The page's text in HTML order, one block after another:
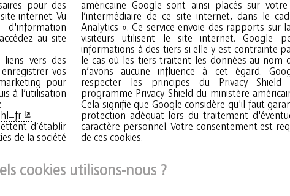
pour des
internet. Vu
d'information
au site
vers des
vos
pour
à l’utilisation
d’établir
de la société
américaine Google sont ainsi placés sur
l’intermédiaire de ce site internet, dans le
Analytics ». Ce service envoie des rapports sur
visiteurs utilisent le site internet. Google
informations à des tiers si elle y est contrainte
le cas où les tiers traitent les données au nom
n’avons aucune influence à cet égard.
respecter les principes du Privacy
programme Privacy Shield du ministère
Cela signifie que Google considère qu'il faut
protection adéquat lors du traitement
est requis à l’utilisation
de ces cookies.
cookies utilisons-nous ?